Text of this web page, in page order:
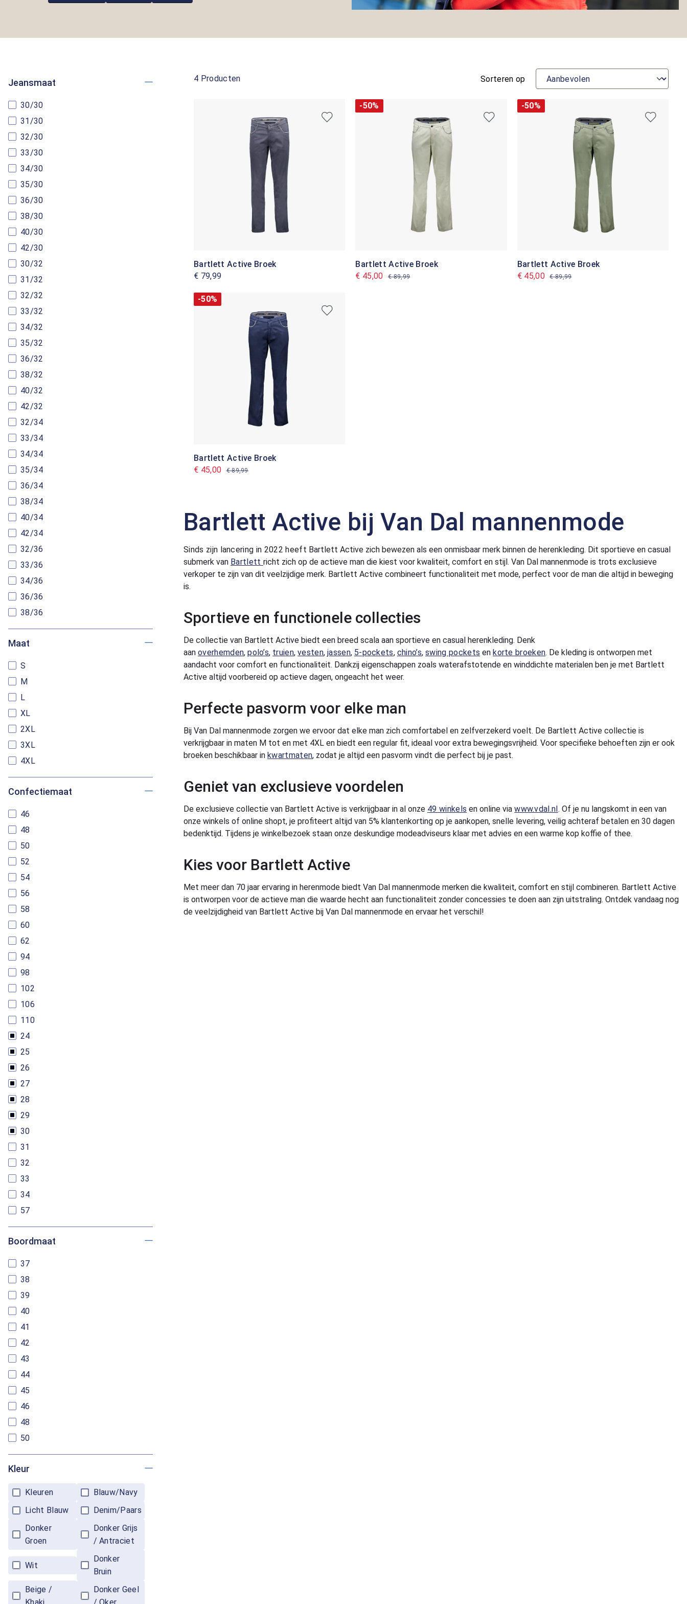
Jeansmaat
30/30
31/30
32/30
33/30
34/30
35/30
36/30
38/30
40/30
42/30
30/32
31/32
32/32
33/32
34/32
35/32
36/32
38/32
40/32
42/32
32/34
33/34
34/34
35/34
36/34
38/34
40/34
42/34
32/36
33/36
34/36
36/36
38/36
Maat
S
M
L
XL
2XL
3XL
4XL
Confectiemaat
46
48
50
52
54
56
58
60
62
94
98
102
106
110
24
25
26
27
28
29
30
31
32
33
34
57
Boordmaat
37
38
39
40
41
42
43
44
45
46
48
50
Kleur
Kleuren
Blauw/Navy
Licht Blauw
Denim/Paars
Donker
Groen
Donker Grijs
/ Antraciet
Wit
Donker
Bruin
Beige /
Donker Geel
4 Producten Sorteren op
Bartlett Active Broek
€ 79,99
-50%
Bartlett Active Broek
€ 45,00
€ 89,99
-50%
Bartlett Active Broek
€ 45,00
€ 89,99
-50%
Bartlett Active Broek
€ 45,00
€ 89,99
Bartlett Active bij Van Dal mannenmode
Sinds zijn lancering in 2022 heeft Bartlett Active zich bewezen als een onmisbaar merk binnen de herenkleding. Dit sportieve en casual
submerk van Bartlett richt zich op de actieve man die kiest voor kwaliteit, comfort en stijl. Van Dal mannenmode is trots exclusieve
verkoper te zijn van dit veelzijdige merk. Bartlett Active combineert functionaliteit met mode, perfect voor de man die altijd in beweging
is.
Sportieve en functionele collecties
De collectie van Bartlett Active biedt een breed scala aan sportieve en casual herenkleding. Denk
aan overhemden,polo’s, truien,vesten, jassen, 5-pockets, chino’s,swing pockets enkorte broeken. De kleding is ontworpen met
aandacht voor comfort en functionaliteit. Dankzij eigenschappen zoals waterafstotende en winddichte materialen ben je met Bartlett
Active altijd voorbereid op actieve dagen, ongeacht het weer.
Perfecte pasvorm voor elke man
Bij Van Dal mannenmode zorgen we ervoor dat elke man zich comfortabel en zelfverzekerd voelt. De Bartlett Active collectie is
verkrijgbaar in maten M tot en met 4XL en biedt een regular fit, ideaal voor extra bewegingsvrijheid. Voor specifieke behoeften zijn er ook
broeken beschikbaar in kwartmaten, zodat je altijd een pasvorm vindt die perfect bij je past.
Geniet van exclusieve voordelen
De exclusieve collectie van Bartlett Active is verkrijgbaar in al onze 49 winkels en online viawww.vdal.nl. Of je nu langskomt in een van
onze winkels of online shopt, je profiteert altijd van 5% klantenkorting op je aankopen, snelle levering, veilig achteraf betalen en 30 dagen
bedenktijd. Tijdens je winkelbezoek staan onze deskundige modeadviseurs klaar met advies en een warme kop koffie of thee.
Kies voor Bartlett Active
Met meer dan 70 jaar ervaring in herenmode biedt Van Dal mannenmode merken die kwaliteit, comfort en stijl combineren. Bartlett Active
is ontworpen voor de actieve man die waarde hecht aan functionaliteit zonder concessies te doen aan zijn uitstraling. Ontdek vandaag nog
de veelzijdigheid van Bartlett Active bij Van Dal mannenmode en ervaar het verschil!